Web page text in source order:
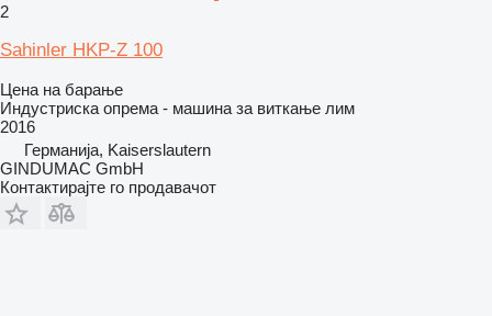
2
Sahinler HKP-Z 100
Цена на барање
Индустриска опрема - машина за виткање лим
2016
Германија, Kaiserslautern
GINDUMAC GmbH
Контактирајте го продавачот